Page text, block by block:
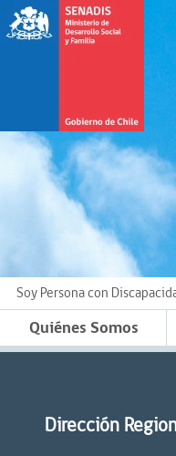
Soy Persona con
Quiénes Somos
Dirección